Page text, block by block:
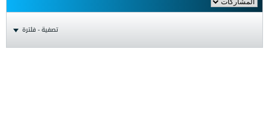
تصفية - فلترة